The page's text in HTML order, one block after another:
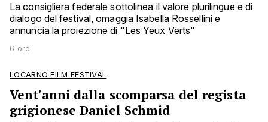
La consigliera federale sottolinea il valore plurilingue e di
dialogo del festival, omaggia Isabella Rossellini e
annuncia la proiezione di "Les Yeux Verts"
6 ore
LOCARNO FILM FESTIVAL
Vent'anni dalla scomparsa del regista
grigionese Daniel Schmid